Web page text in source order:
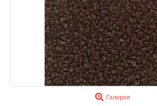
Галерея